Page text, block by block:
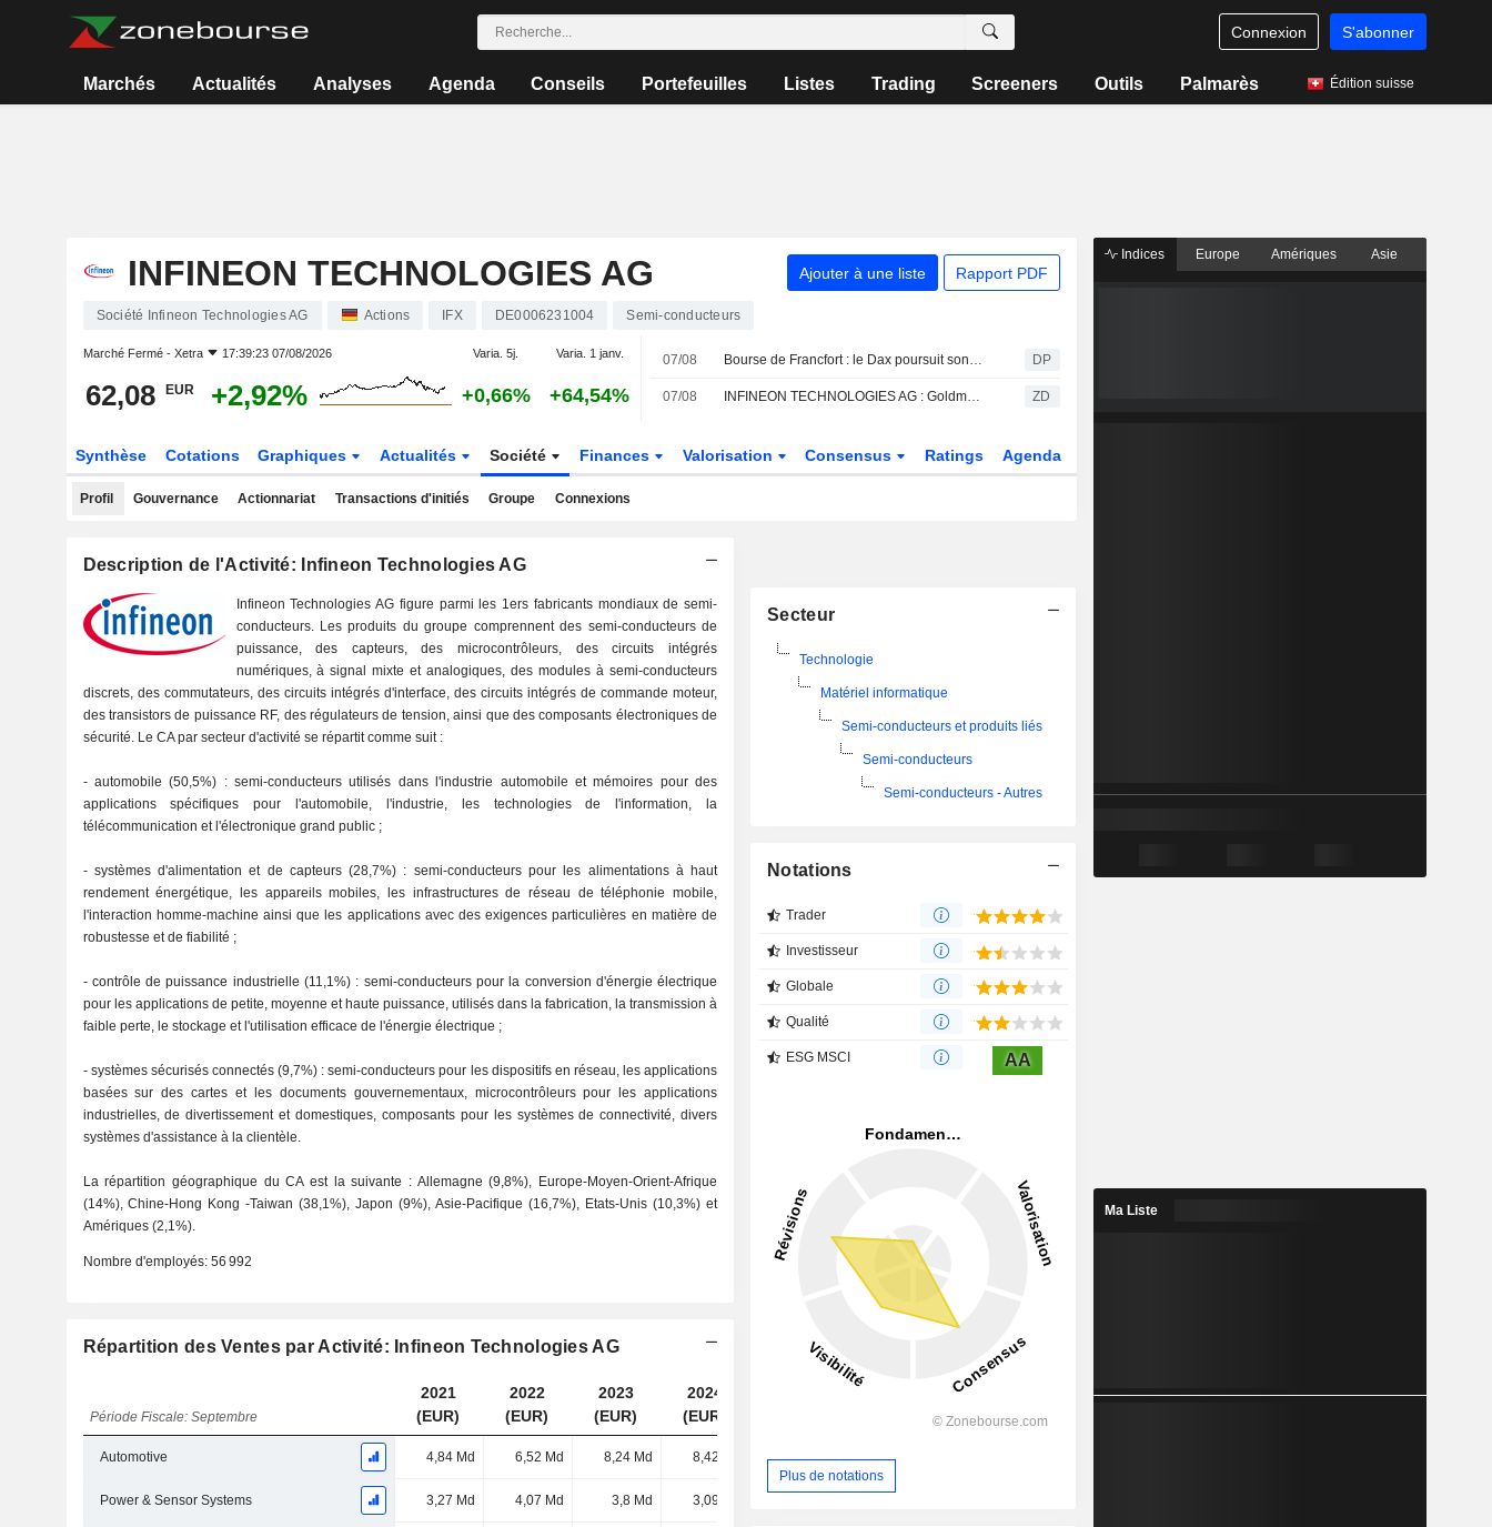
Connexion S'abonner
Marchés Actualités Analyses Agenda Conseils Portefeuilles Listes Trading Screeners Outils Palmarès Édition suisse
INFINEON TECHNOLOGIES AG Ajouter à une liste Rapport PDF
Société Infineon Technologies AG Actions IFX DE0006231004 Semi-conducteurs
Marché Fermé - Xetra 17:39:23 07/08/2026 Varia. 5j. Varia. 1 janv.
62,08 EUR +2,92% +0,66% +64,54%
07/08 Bourse de Francfort : le Dax poursuit son rallye historique après le rapport sur l'emploi américain DP
07/08 INFINEON TECHNOLOGIES AG : Goldman Sachs réitère son opinion positive sur le titre ZD
Synthèse Cotations Graphiques Actualités Société Finances Valorisation Consensus Ratings Agenda
Profil Gouvernance Actionnariat Transactions d'initiés Groupe Connexions
Description de l'Activité: Infineon Technologies AG
Infineon Technologies AG figure parmi les 1ers fabricants mondiaux de semi-
conducteurs. Les produits du groupe comprennent des semi-conducteurs de
puissance, des capteurs, des microcontrôleurs, des circuits intégrés
numériques, à signal mixte et analogiques, des modules à semi-conducteurs
discrets, des commutateurs, des circuits intégrés d'interface, des circuits intégrés de commande moteur,
des transistors de puissance RF, des régulateurs de tension, ainsi que des composants électroniques de
sécurité. Le CA par secteur d'activité se répartit comme suit :
- automobile (50,5%) : semi-conducteurs utilisés dans l'industrie automobile et mémoires pour des
applications spécifiques pour l'automobile, l'industrie, les technologies de l'information, la
télécommunication et l'électronique grand public ;
- systèmes d'alimentation et de capteurs (28,7%) : semi-conducteurs pour les alimentations à haut
rendement énergétique, les appareils mobiles, les infrastructures de réseau de téléphonie mobile,
l'interaction homme-machine ainsi que les applications avec des exigences particulières en matière de
robustesse et de fiabilité ;
- contrôle de puissance industrielle (11,1%) : semi-conducteurs pour la conversion d'énergie électrique
pour les applications de petite, moyenne et haute puissance, utilisés dans la fabrication, la transmission à
faible perte, le stockage et l'utilisation efficace de l'énergie électrique ;
- systèmes sécurisés connectés (9,7%) : semi-conducteurs pour les dispositifs en réseau, les applications
basées sur des cartes et les documents gouvernementaux, microcontrôleurs pour les applications
industrielles, de divertissement et domestiques, composants pour les systèmes de connectivité, divers
systèmes d'assistance à la clientèle.
La répartition géographique du CA est la suivante : Allemagne (9,8%), Europe-Moyen-Orient-Afrique
(14%), Chine-Hong Kong -Taiwan (38,1%), Japon (9%), Asie-Pacifique (16,7%), Etats-Unis (10,3%) et
Amériques (2,1%).
Nombre d'employés: 56 992
Répartition des Ventes par Activité: Infineon Technologies AG
Période Fiscale: Septembre
2021
(EUR)
2022
(EUR)
2023
(EUR)
2024
(EUR)
Automotive 4,84 Md 6,52 Md 8,24 Md 8,42 Md 7,4 Md
Power & Sensor Systems 3,27 Md 4,07 Md 3,8 Md 3,09 Md
Secteur
Technologie
Matériel informatique
Semi-conducteurs et produits liés
Semi-conducteurs
Semi-conducteurs - Autres
Notations
Trader
Investisseur
Globale
Qualité
ESG MSCI AA
Plus de notations
Indices Europe Amériques Asie
Ma Liste